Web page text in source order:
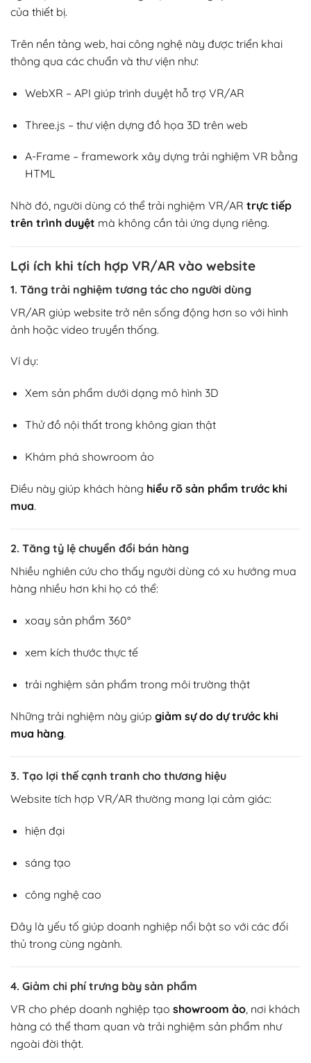
của thiết bị.
Trên nền tảng web, hai công nghệ này được triển khai
thông qua các chuẩn và thư viện như:
WebXR – API giúp trình duyệt hỗ trợ VR/AR
Three.js – thư viện dựng đồ họa 3D trên web
A-Frame– framework xây dựng trải nghiệm VR bằng
HTML
Nhờ đó, người dùng có thể trải nghiệm VR/AR trực tiếp
trên trình duyệt mà không cần tải ứng dụng riêng.
Lợi ích khi tích hợp VR/AR vào website
1. Tăng trải nghiệm tương tác cho người dùng
VR/AR giúp website trở nên sống động hơn so với hình
ảnh hoặc video truyền thống.
Ví dụ:
Xem sản phẩm dưới dạng mô hình 3D
Thử đồ nội thất trong không gian thật
Khám phá showroom ảo
Điều này giúp khách hàng hiểu rõ sản phẩm trước khi
mua.
2. Tăng tỷ lệ chuyển đổi bán hàng
Nhiều nghiên cứu cho thấy người dùng có xu hướng mua
hàng nhiều hơn khi họ có thể:
xoay sản phẩm 360°
xem kích thước thực tế
trải nghiệm sản phẩm trong môi trường thật
Những trải nghiệm này giúp giảm sự do dự trước khi
mua hàng.
3. Tạo lợi thế cạnh tranh cho thương hiệu
Website tích hợp VR/AR thường mang lại cảm giác:
hiện đại
sáng tạo
công nghệ cao
Đây là yếu tố giúp doanh nghiệp nổi bật so với các đối
thủ trong cùng ngành.
4. Giảm chi phí trưng bày sản phẩm
VR cho phép doanh nghiệp tạo showroom ảo, nơi khách
hàng có thể tham quan và trải nghiệm sản phẩm như
ngoài đời thật.